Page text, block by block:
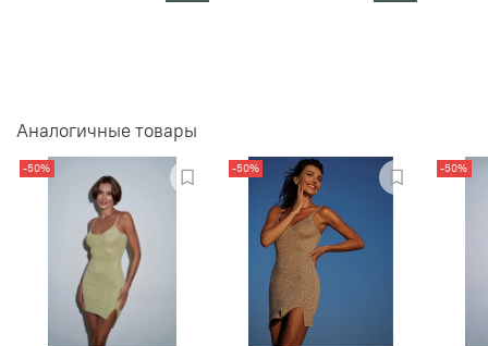
Аналогичные товары
-50% -50% -50%